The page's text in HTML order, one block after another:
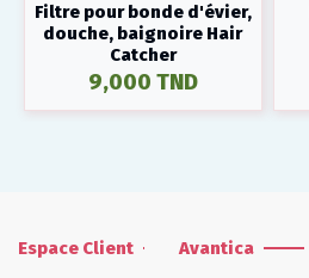
Filtre pour bonde d'évier,
douche, baignoire Hair
Catcher
9,000 TND
Espace Client
Avantica